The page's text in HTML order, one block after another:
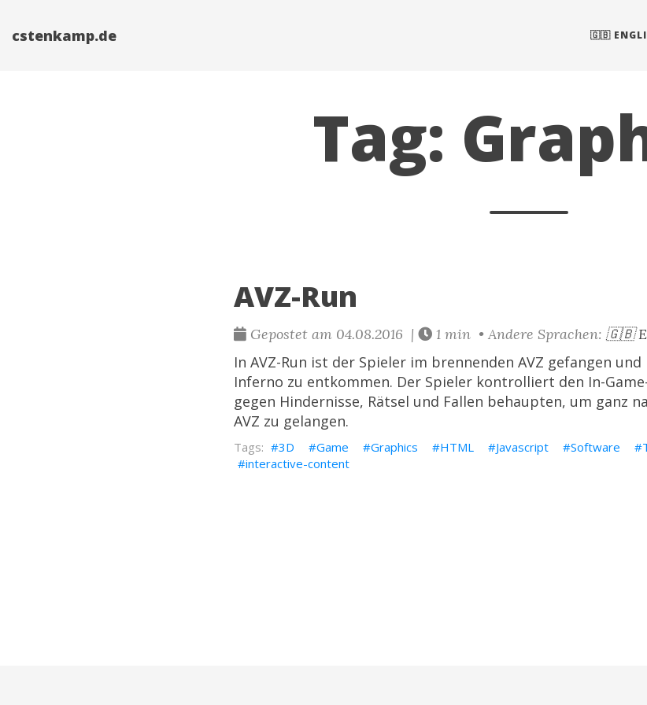
cstenkamp.de 🇬🇧
Tag:
AVZ-Run
Gepostet am 04.08.2016 | 1 min • Andere Sprachen: 🇬🇧
In AVZ-Run ist der Spieler im brennenden AVZ gefangen
Inferno zu entkommen. Der Spieler kontrolliert den In-
gegen Hindernisse, Rätsel und Fallen behaupten, um ganz
AVZ zu gelangen.
3D Game Graphics HTML Javascript Software
interactive-content